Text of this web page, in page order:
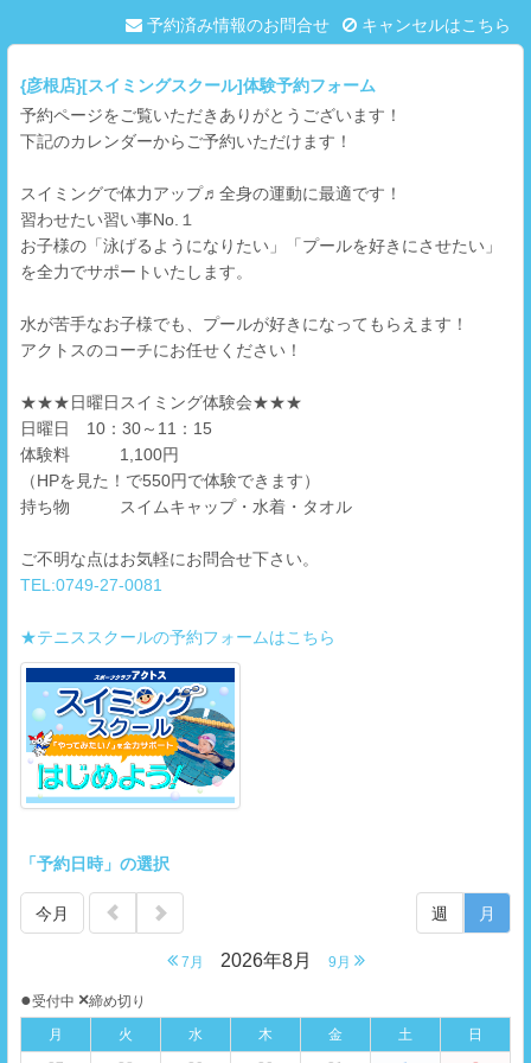
予約済み情報のお問合せ キャンセルはこちら
{彦根店}[スイミングスクール]体験予約フォーム
予約ページをご覧いただきありがとうございます！
下記のカレンダーからご予約いただけます！
スイミングで体力アップ♬全身の運動に最適です！
習わせたい習い事No.１
お子様の「泳げるようになりたい」「プールを好きにさせたい」
を全力でサポートいたします。
水が苦手なお子様でも、プールが好きになってもらえます！
アクトスのコーチにお任せください！
★★★日曜日スイミング体験会★★★
日曜日 10：30～11：15
体験料 1,100円
（HPを見た！で550円で体験できます）
持ち物 スイムキャップ・水着・タオル
ご不明な点はお気軽にお問合せ下さい。
TEL:0749-27-0081
★テニススクールの予約フォームはこちら
「予約日時」の選択
今月
7月 2026年8月 9月
週 月
●受付中 ×締め切り
月
火 水 木 金 土
日